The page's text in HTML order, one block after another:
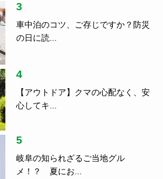
3
車中泊のコツ、ご存じですか？防災
の日に読...
4
【アウトドア】クマの心配なく、安
心してキ...
5
岐阜の知られざるご当地グル
メ！？ 夏にお...